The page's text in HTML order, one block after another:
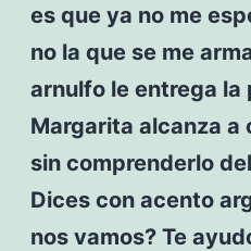
es que ya no me
no la que se me
arnulfo le entrega la
Margarita alcanza a
sin comprenderlo
Dices con acento
nos vamos? Te